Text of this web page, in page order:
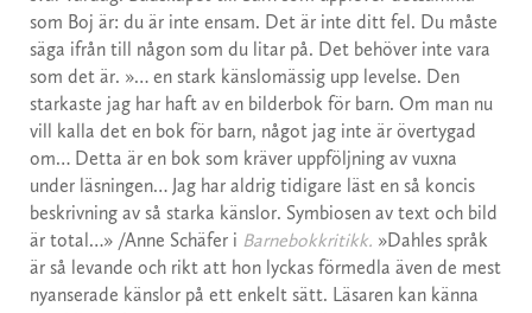
som Boj är: du är inte ensam. Det är inte ditt fel. Du måste
säga ifrån till någon som du litar på. Det behöver inte vara
som det är. »… en stark känslomässig upp levelse. Den
starkaste jag har haft av en bilderbok för barn. Om man nu
vill kalla det en bok för barn, något jag inte är övertygad
om… Detta är en bok som kräver uppföljning av vuxna
under läsningen… Jag har aldrig tidigare läst en så koncis
beskrivning av så starka känslor. Symbiosen av text och bild
är total…» /Anne Schäfer i Barnebokkritikk. »Dahles språk
är så levande och rikt att hon lyckas förmedla även de mest
nyanserade känslor på ett enkelt sätt. Läsaren kan känna